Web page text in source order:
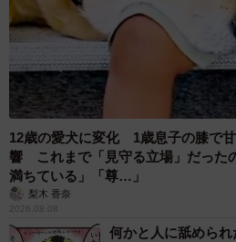
12歳の愛犬に変化 1歳息子の膝で
響 これまで「見守る立場」だった
満ちている」「尊…」
梨木 香奈
2026.08.08
何かと人に舐めら